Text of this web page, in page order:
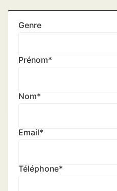
Genre
Prénom*
Nom*
Email*
Téléphone*